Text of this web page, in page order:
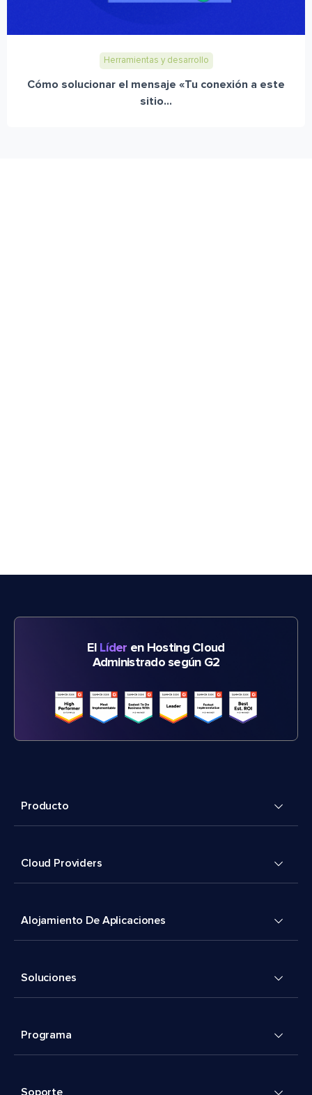
Herramientas y desarrollo
Cómo solucionar el mensaje «Tu conexión a este
sitio...
El Líder en Hosting Cloud
Administrado según G2
Producto
Cloud Providers
Alojamiento De Aplicaciones
Soluciones
Programa
Soporte